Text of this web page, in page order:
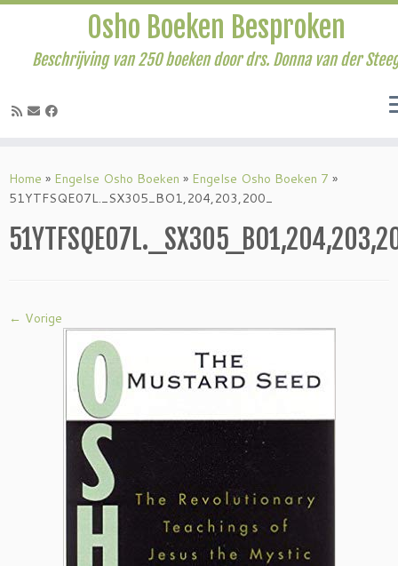
naar
inhoud
Osho Boeken Besproken
Beschrijving van 250 boeken door drs. Donna van der
Home » Engelse Osho Boeken » Engelse Osho Boeken 7 »
51YTFSQE07L._SX305_BO1,204,203,200_
← Vorige